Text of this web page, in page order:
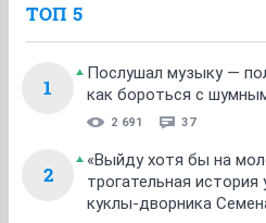
ТОП 5
1
Послушал музыку —
как бороться с
2 691 37
2
«Выйду хотя бы на
трогательная история
куклы-дворника